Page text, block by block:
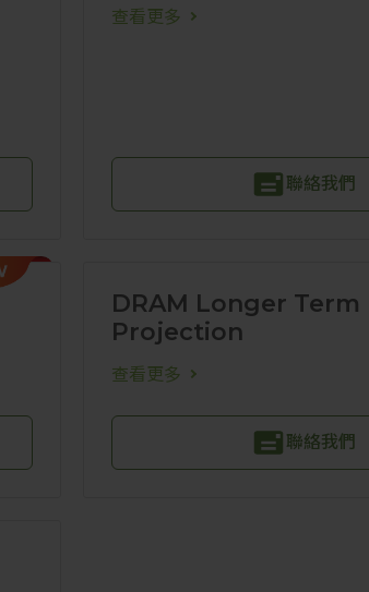
查看更多
聯絡我們
DRAM Longer Term
Projection
查看更多
聯絡我們